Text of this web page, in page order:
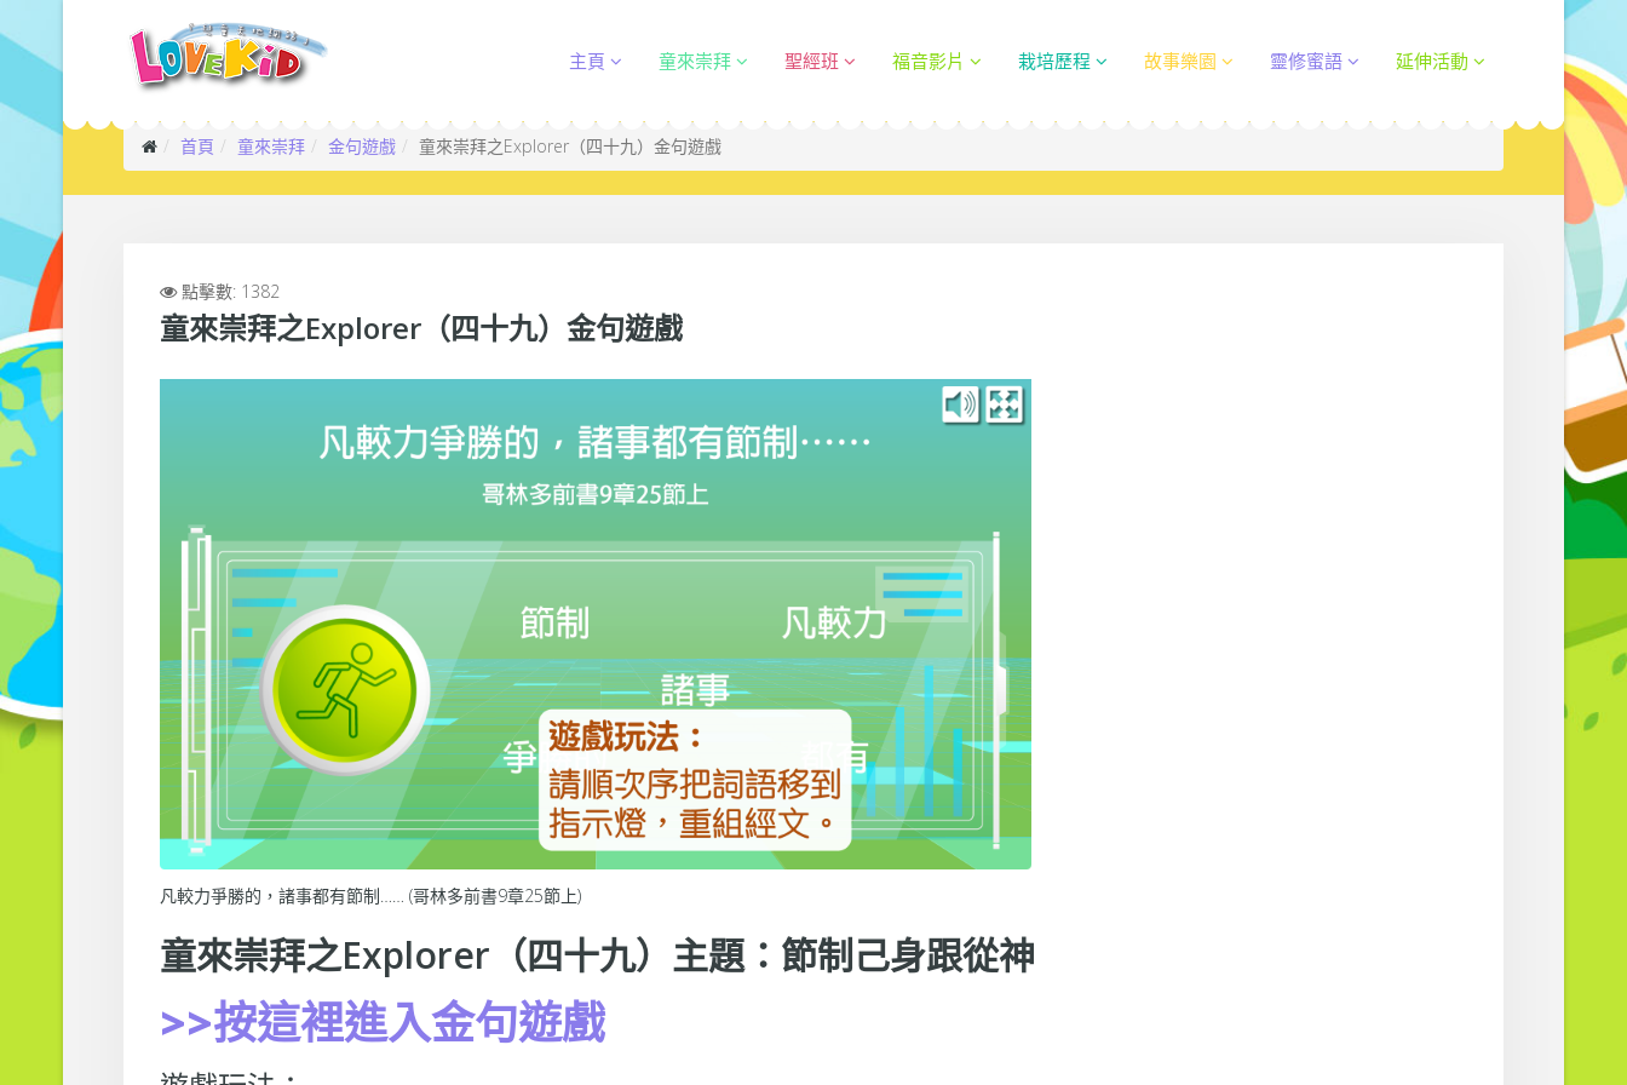
主頁 童來崇拜 聖經班 福音影片 栽培歷程 故事樂園 靈修蜜語 延伸活動
首頁 童來崇拜 金句遊戲 童來崇拜之Explorer（四十九）金句遊戲
點擊數: 1382
童來崇拜之Explorer（四十九）金句遊戲
凡較力爭勝的，諸事都有節制…… (哥林多前書9章25節上)
童來崇拜之Explorer（四十九）主題：節制己身跟從神
>>按這裡進入金句遊戲